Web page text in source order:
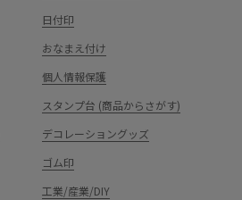
日付印
おなまえ付け
個人情報保護
スタンプ台 (商品からさがす)
デコレーショングッズ
ゴム印
工業/産業/DIY